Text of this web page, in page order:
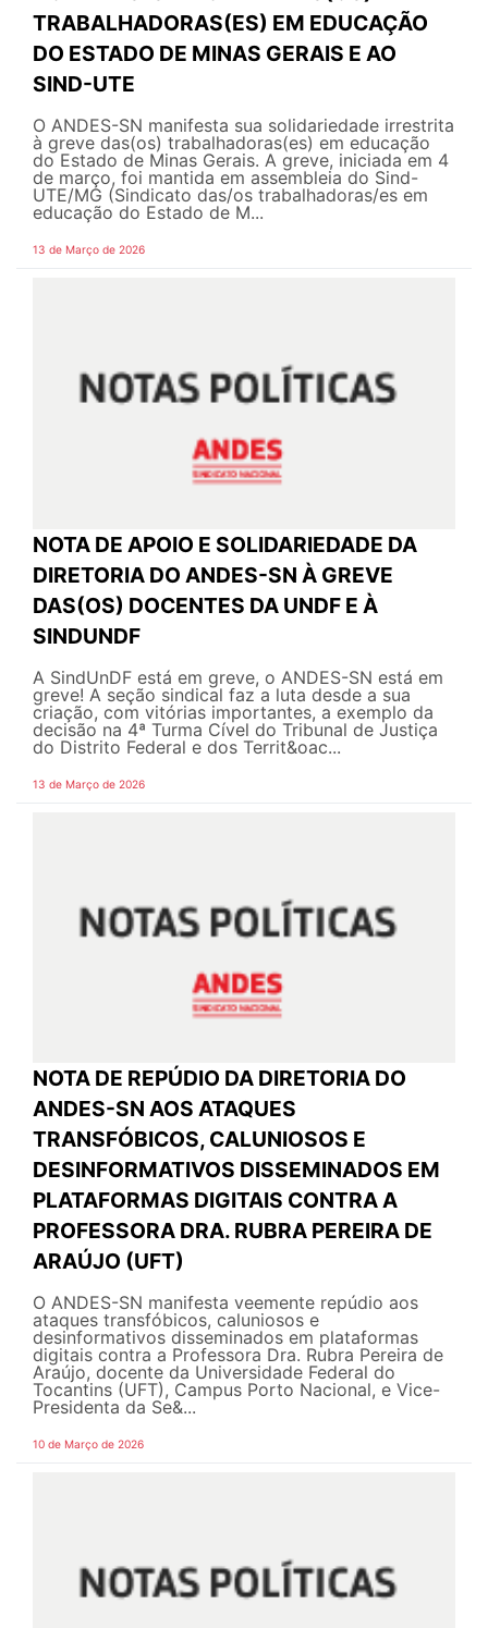
TRABALHADORAS(ES) EM EDUCAÇÃO
DO ESTADO DE MINAS GERAIS E AO
SIND-UTE
O ANDES-SN manifesta sua solidariedade irrestrita
à greve das(os) trabalhadoras(es) em educação
do Estado de Minas Gerais. A greve, iniciada em 4
de março, foi mantida em assembleia do Sind-
UTE/MG (Sindicato das/os trabalhadoras/es em
educação do Estado de M...
13 de Março de 2026
NOTA DE APOIO E SOLIDARIEDADE DA
DIRETORIA DO ANDES-SN À GREVE
DAS(OS) DOCENTES DA UNDF E À
SINDUNDF
A SindUnDF está em greve, o ANDES-SN está em
greve! A seção sindical faz a luta desde a sua
criação, com vitórias importantes, a exemplo da
decisão na 4ª Turma Cível do Tribunal de Justiça
do Distrito Federal e dos Territ&oac...
13 de Março de 2026
NOTA DE REPÚDIO DA DIRETORIA DO
ANDES-SN AOS ATAQUES
TRANSFÓBICOS, CALUNIOSOS E
DESINFORMATIVOS DISSEMINADOS EM
PLATAFORMAS DIGITAIS CONTRA A
PROFESSORA DRA. RUBRA PEREIRA DE
ARAÚJO (UFT)
O ANDES-SN manifesta veemente repúdio aos
ataques transfóbicos, caluniosos e
desinformativos disseminados em plataformas
digitais contra a Professora Dra. Rubra Pereira de
Araújo, docente da Universidade Federal do
Tocantins (UFT), Campus Porto Nacional, e Vice-
Presidenta da Se&...
10 de Março de 2026